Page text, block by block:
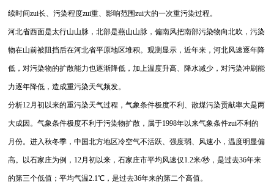
续时间zui长、污染程度zui重、影响范围zui大的一次重污染过程。
河北省西面是太行山山脉，北部是燕山山脉，偏南风把南部污染物向北吹，污染
物在山前被阻挡后在河北省平原地区堆积。观测显示，近年来，河北风速逐年降
低，对污染物的扩散能力也逐渐降低，加上温度升高、降水减少，对污染冲刷能
力逐年降低，造成重污染天气频发。
分析12月初以来的重污染天气过程，气象条件极度不利、散煤污染贡献率大是两
大成因。气象条件极度不利于污染物扩散，属于1998年以来气象条件zui不利的
月份。进入秋冬季，中国北方地区冷空气不活跃、强度弱、风速小，温度明显偏
高。以石家庄为例，12月初以来，石家庄市平均风速仅1.2米/秒，是过去36年来
的第三个低值；平均气温2.1℃，是过去36年来的第二个高值。